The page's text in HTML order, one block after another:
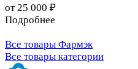
от 25 000 ₽
Подробнее
Все товары Фармэк
Все товары категории